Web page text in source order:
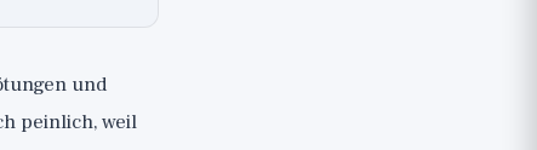
und
peinlich, weil